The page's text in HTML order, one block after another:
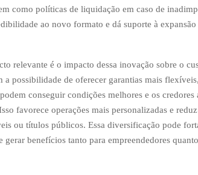
como políticas de liquidação em caso de
ao novo formato e dá suporte à
relevante é o impacto dessa inovação sobre o
a possibilidade de oferecer garantias mais
conseguir condições melhores e os
favorece operações mais personalizadas e
ou títulos públicos. Essa diversificação pode
gerar benefícios tanto para empreendedores